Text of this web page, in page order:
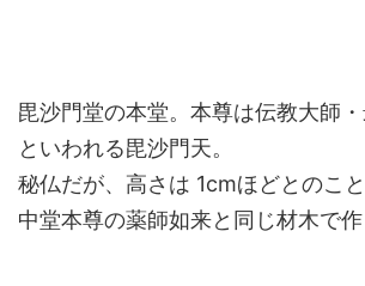
毘沙門堂の本堂。本尊は伝教大師
といわれる毘沙門天。
秘仏だが、高さは 1cmほどとのこ
中堂本尊の薬師如来と同じ材木で作